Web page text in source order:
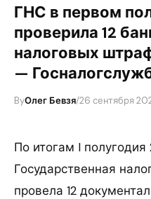
ГНС в первом
проверила 12
налоговых
—
ByОлег Бевзя/26 сентября
По итогам I полугодия
Государственная
провела 12